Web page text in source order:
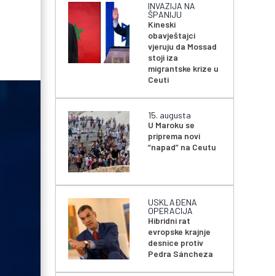
INVAZIJA NA
ŠPANIJU
Kineski
obavještajci
vjeruju da Mossad
stoji iza
migrantske krize u
Ceuti
15. augusta
U Maroku se
priprema novi
“napad” na Ceutu
USKLAĐENA
OPERACIJA
Hibridni rat
evropske krajnje
desnice protiv
Pedra Sáncheza